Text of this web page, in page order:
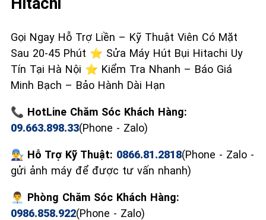
Hitachi
Gọi Ngay Hỗ Trợ Liền – Kỹ Thuật Viên Có Mặt
Sau 20-45 Phút ⭐ Sửa Máy Hút Bụi Hitachi Uy
Tín Tại Hà Nội ⭐ Kiểm Tra Nhanh – Báo Giá
Minh Bạch – Bảo Hành Dài Hạn
📞 HotLine Chăm Sóc Khách Hàng:
09.663.898.33(Phone - Zalo)
👨‍🔧 Hỗ Trợ Kỹ Thuật: 0866.81.2818(Phone - Zalo -
gửi ảnh máy để được tư vấn nhanh)
👨‍💼 Phòng Chăm Sóc Khách Hàng:
0986.858.922(Phone - Zalo)